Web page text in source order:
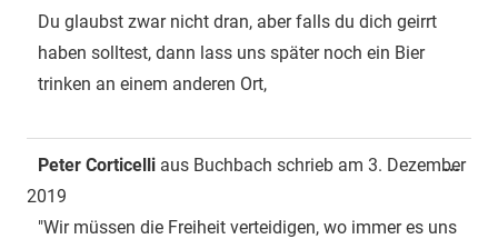
Du glaubst zwar nicht dran, aber falls du dich geirrt
haben solltest, dann lass uns später noch ein Bier
trinken an einem anderen Ort,
Peter Corticelli aus Buchbach schrieb am 3. Dezember
2019
"Wir müssen die Freiheit verteidigen, wo immer es uns
...